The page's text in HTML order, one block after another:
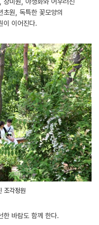
초원, 독특한 꽃모양의
이 이어진다.
조각정원
한 바람도 함께 한다.